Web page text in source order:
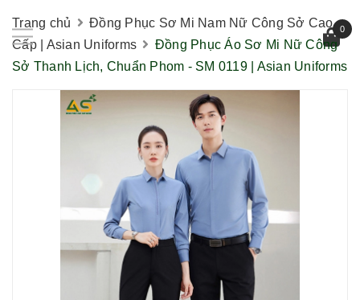
0
Trang chủ
Đồng Phục Sơ Mi Nam Nữ Công Sở Cao
Cấp | Asian Uniforms
Đồng Phục Áo Sơ Mi Nữ Công
Sở Thanh Lịch, Chuẩn Phom - SM 0119 | Asian Uniforms